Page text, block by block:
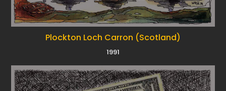
Plockton Loch Carron (Scotland)
1991